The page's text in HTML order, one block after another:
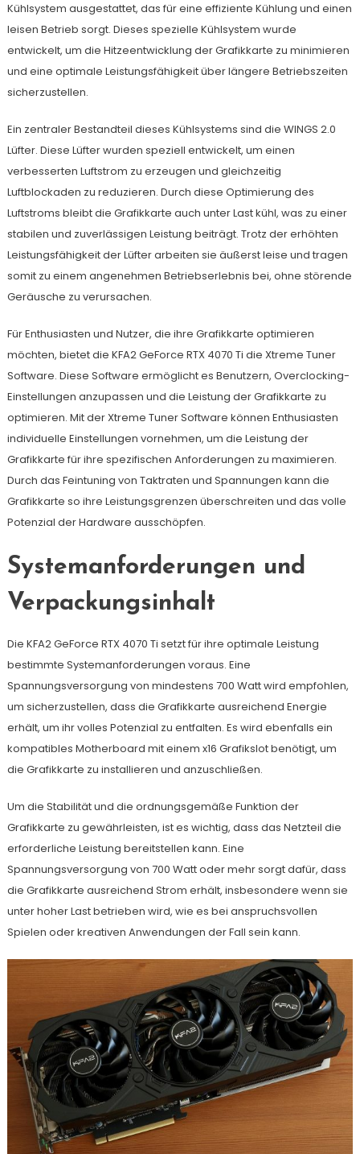
Kühlsystem ausgestattet, das für eine effiziente Kühlung und einen
leisen Betrieb sorgt. Dieses spezielle Kühlsystem wurde
entwickelt, um die Hitzeentwicklung der Grafikkarte zu minimieren
und eine optimale Leistungsfähigkeit über längere Betriebszeiten
sicherzustellen.
Ein zentraler Bestandteil dieses Kühlsystems sind die WINGS 2.0
Lüfter. Diese Lüfter wurden speziell entwickelt, um einen
verbesserten Luftstrom zu erzeugen und gleichzeitig
Luftblockaden zu reduzieren. Durch diese Optimierung des
Luftstroms bleibt die Grafikkarte auch unter Last kühl, was zu einer
stabilen und zuverlässigen Leistung beiträgt. Trotz der erhöhten
Leistungsfähigkeit der Lüfter arbeiten sie äußerst leise und tragen
somit zu einem angenehmen Betriebserlebnis bei, ohne störende
Geräusche zu verursachen.
Für Enthusiasten und Nutzer, die ihre Grafikkarte optimieren
möchten, bietet die KFA2 GeForce RTX 4070 Ti die Xtreme Tuner
Software. Diese Software ermöglicht es Benutzern, Overclocking-
Einstellungen anzupassen und die Leistung der Grafikkarte zu
optimieren. Mit der Xtreme Tuner Software können Enthusiasten
individuelle Einstellungen vornehmen, um die Leistung der
Grafikkarte für ihre spezifischen Anforderungen zu maximieren.
Durch das Feintuning von Taktraten und Spannungen kann die
Grafikkarte so ihre Leistungsgrenzen überschreiten und das volle
Potenzial der Hardware ausschöpfen.
Systemanforderungen und
Verpackungsinhalt
Die KFA2 GeForce RTX 4070 Ti setzt für ihre optimale Leistung
bestimmte Systemanforderungen voraus. Eine
Spannungsversorgung von mindestens 700 Watt wird empfohlen,
um sicherzustellen, dass die Grafikkarte ausreichend Energie
erhält, um ihr volles Potenzial zu entfalten. Es wird ebenfalls ein
kompatibles Motherboard mit einem x16 Grafikslot benötigt, um
die Grafikkarte zu installieren und anzuschließen.
Um die Stabilität und die ordnungsgemäße Funktion der
Grafikkarte zu gewährleisten, ist es wichtig, dass das Netzteil die
erforderliche Leistung bereitstellen kann. Eine
Spannungsversorgung von 700 Watt oder mehr sorgt dafür, dass
die Grafikkarte ausreichend Strom erhält, insbesondere wenn sie
unter hoher Last betrieben wird, wie es bei anspruchsvollen
Spielen oder kreativen Anwendungen der Fall sein kann.